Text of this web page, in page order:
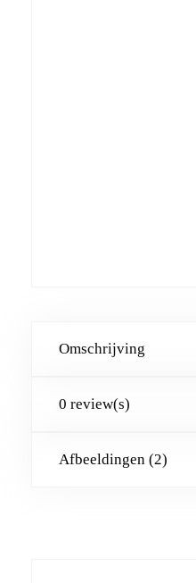
Omschrijving
0 review(s)
Afbeeldingen (2)